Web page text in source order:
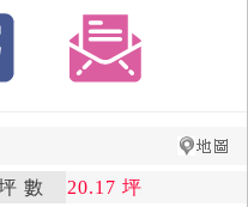
數 20.17 坪